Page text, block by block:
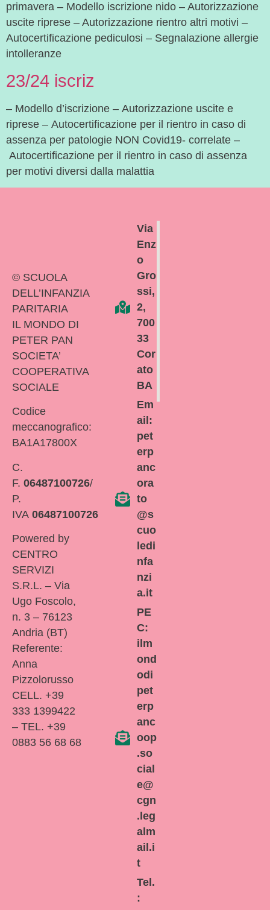
primavera – Modello iscrizione nido – Autorizzazione
uscite riprese – Autorizzazione rientro altri motivi –
Autocertificazione pediculosi – Segnalazione allergie
intolleranze
23/24 iscriz
– Modello d’iscrizione – Autorizzazione uscite e
riprese – Autocertificazione per il rientro in caso di
assenza per patologie NON Covid19- correlate –
Autocertificazione per il rientro in caso di assenza
per motivi diversi dalla malattia
© SCUOLA
DELL’INFANZIA
PARITARIA
IL MONDO DI
PETER PAN
SOCIETA’
COOPERATIVA
SOCIALE
Codice
meccanografico:
BA1A17800X
C.
F. 06487100726/
P.
IVA 06487100726
Powered by
CENTRO
SERVIZI
S.R.L. – Via
Ugo Foscolo,
n. 3 – 76123
Andria (BT)
Referente:
Anna
Pizzolorusso
CELL. +39
333 1399422
– TEL. +39
0883 56 68 68
Via
Enz
o
Gro
ssi,
2,
700
33
Cor
ato
BA
Em
ail:
pet
erp
anc
ora
to
@s
cuo
ledi
nfa
nzi
a.it
PE
C:
ilm
ond
odi
pet
erp
anc
oop
.so
cial
e@
cgn
.leg
alm
ail.i
t
Tel.
: